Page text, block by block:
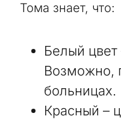
Тома знает, что:
Белый
Возможно,
больницах.
Красный –